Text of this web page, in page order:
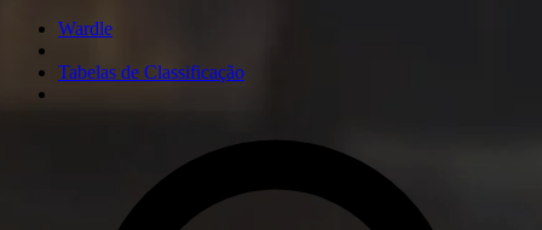
Wardle
Tabelas de Classificação